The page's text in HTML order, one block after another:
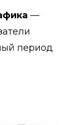
—
период